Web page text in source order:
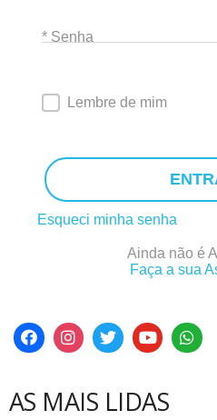
* Senha
Lembre de mim
Esqueci minha senha
Ainda não é
Faça a sua
AS MAIS LIDAS